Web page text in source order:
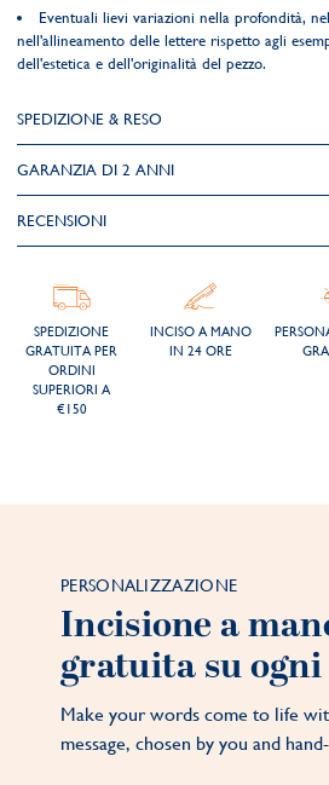
Eventuali lievi variazioni nella profondità,
nell'allineamento delle lettere rispetto agli
dell'estetica e dell'originalità del pezzo.
SPEDIZIONE & RESO
GARANZIA DI 2 ANNI
RECENSIONI
SPEDIZIONE
GRATUITA PER
ORDINI
SUPERIORI A
€150
INCISO A MANO
IN 24 ORE
PERSONALIZZAZIONE
Incisione a
gratuita su
Make your words come to life
message, chosen by you and